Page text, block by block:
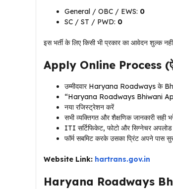
General / OBC / EWS: ₹0
SC / ST / PWD: ₹0
इस भर्ती के लिए किसी भी प्रकार का आवेदन शुल्क
Apply Online Process
उम्मीदवार Haryana Roadways के
“Haryana Roadways Bhiwani
नया रजिस्ट्रेशन करें
सभी व्यक्तिगत और शैक्षणिक जानकारी सही
ITI सर्टिफिकेट, फोटो और सिग्नेचर
फॉर्म सबमिट करके उसका प्रिंट अपने पास
Website Link: hartrans.gov.in
Haryana Roadways